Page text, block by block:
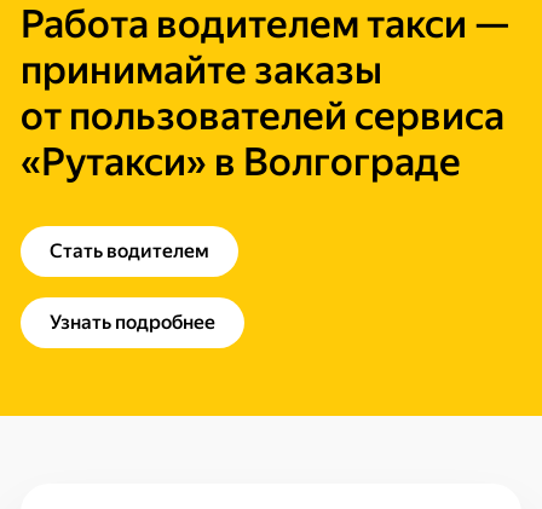
Работа водителем такси —
принимайте заказы
от пользователей сервиса
«Рутакси» в Волгограде
Стать водителем
Узнать подробнее